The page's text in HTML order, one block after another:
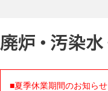
■夏季休業期間のお知らせ